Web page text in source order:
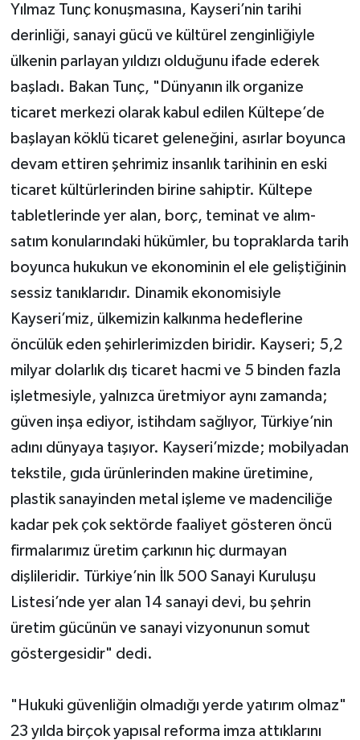
Yılmaz Tunç konuşmasına, Kayseri’nin tarihi
derinliği, sanayi gücü ve kültürel zenginliğiyle
ülkenin parlayan yıldızı olduğunu ifade ederek
başladı. Bakan Tunç, "Dünyanın ilk organize
ticaret merkezi olarak kabul edilen Kültepe’de
başlayan köklü ticaret geleneğini, asırlar boyunca
devam ettiren şehrimiz insanlık tarihinin en eski
ticaret kültürlerinden birine sahiptir. Kültepe
tabletlerinde yer alan, borç, teminat ve alım-
satım konularındaki hükümler, bu topraklarda tarih
boyunca hukukun ve ekonominin el ele geliştiğinin
sessiz tanıklarıdır. Dinamik ekonomisiyle
Kayseri’miz, ülkemizin kalkınma hedeflerine
öncülük eden şehirlerimizden biridir. Kayseri; 5,2
milyar dolarlık dış ticaret hacmi ve 5 binden fazla
işletmesiyle, yalnızca üretmiyor aynı zamanda;
güven inşa ediyor, istihdam sağlıyor, Türkiye’nin
adını dünyaya taşıyor. Kayseri’mizde; mobilyadan
tekstile, gıda ürünlerinden makine üretimine,
plastik sanayinden metal işleme ve madenciliğe
kadar pek çok sektörde faaliyet gösteren öncü
firmalarımız üretim çarkının hiç durmayan
dişlileridir. Türkiye’nin İlk 500 Sanayi Kuruluşu
Listesi’nde yer alan 14 sanayi devi, bu şehrin
üretim gücünün ve sanayi vizyonunun somut
göstergesidir" dedi.
"Hukuki güvenliğin olmadığı yerde yatırım olmaz"
23 yılda birçok yapısal reforma imza attıklarını